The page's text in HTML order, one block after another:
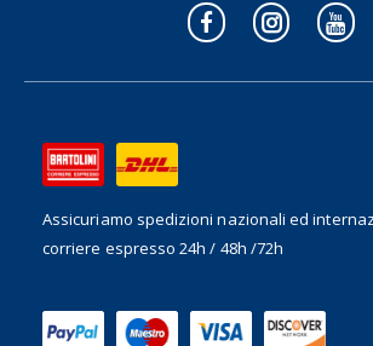
Assicuriamo spedizioni nazionali ed
corriere espresso 24h / 48h /72h